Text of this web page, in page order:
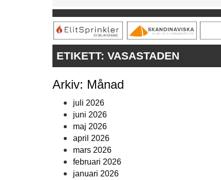
ETIKETT: VASASTADEN
Arkiv: Månad
juli 2026
juni 2026
maj 2026
april 2026
mars 2026
februari 2026
januari 2026